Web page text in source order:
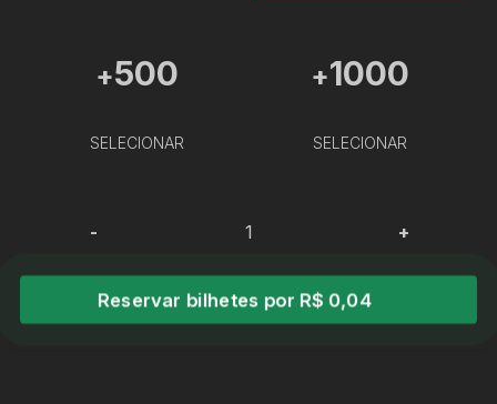
+500
SELECIONAR
+1000
SELECIONAR
- +
Reservar bilhetes por R$ 0,04